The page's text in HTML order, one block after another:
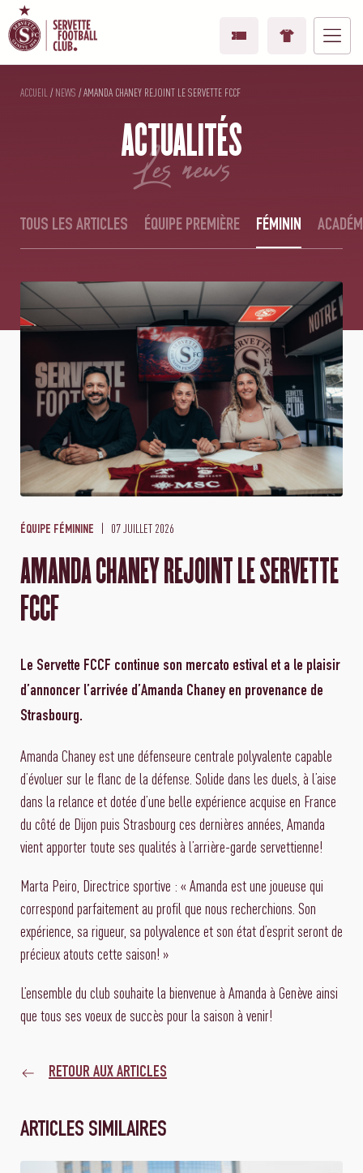
ACCUEIL /NEWS /AMANDA CHANEY REJOINT LE SERVETTE FCCF
ACTUALITÉS
les news
TOUS LES ARTICLES ÉQUIPE PREMIÈRE FÉMININ
ÉQUIPE FÉMININE 07 JUILLET 2026
AMANDA CHANEY REJOINT LE SERVETTE
FCCF
Le Servette FCCF continue son mercato estival et a le plaisir
d’annoncer l’arrivée d’Amanda Chaney en provenance de
Strasbourg.
Amanda Chaney est une défenseure centrale polyvalente capable
d’évoluer sur le flanc de la défense. Solide dans les duels, à l’aise
dans la relance et dotée d’une belle expérience acquise en France
du côté de Dijon puis Strasbourg ces dernières années, Amanda
vient apporter toute ses qualités à l’arrière-garde servettienne!
Marta Peiro, Directrice sportive : « Amanda est une joueuse qui
correspond parfaitement au profil que nous recherchions. Son
expérience, sa rigueur, sa polyvalence et son état d’esprit seront de
précieux atouts cette saison! »
L’ensemble du club souhaite la bienvenue à Amanda à Genève ainsi
que tous ses voeux de succès pour la saison à venir!
RETOUR AUX ARTICLES
ARTICLES SIMILAIRES